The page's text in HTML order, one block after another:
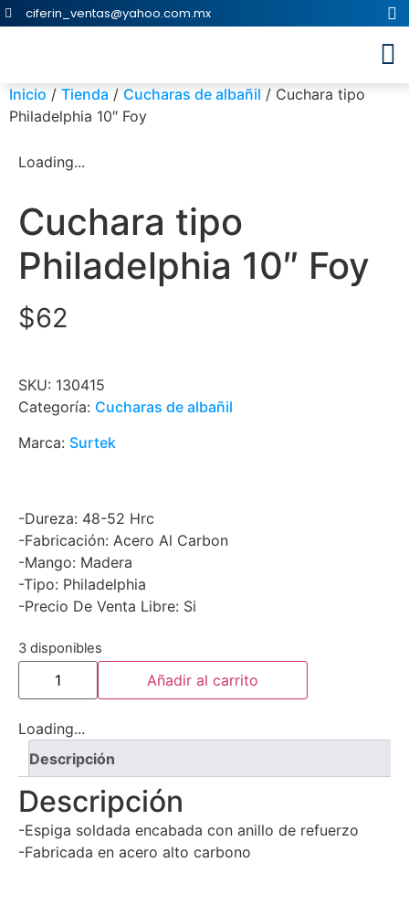
ciferin_ventas@yahoo.com.mx
Inicio / Tienda / Cucharas de albañil / Cuchara tipo
Philadelphia 10″ Foy
Loading...
Cuchara tipo
Philadelphia 10″ Foy
$62
SKU: 130415
Categoría: Cucharas de albañil
Marca: Surtek
-Dureza: 48-52 Hrc
-Fabricación: Acero Al Carbon
-Mango: Madera
-Tipo: Philadelphia
-Precio De Venta Libre: Si
3 disponibles
Añadir al carrito
Loading...
Descripción
Descripción
-Espiga soldada encabada con anillo de refuerzo
-Fabricada en acero alto carbono